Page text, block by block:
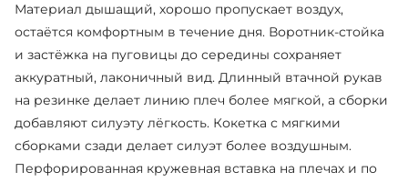
Материал дышащий, хорошо пропускает воздух,
остаётся комфортным в течение дня. Воротник-стойка
и застёжка на пуговицы до середины сохраняет
аккуратный, лаконичный вид. Длинный втачной рукав
на резинке делает линию плеч более мягкой, а сборки
добавляют силуэту лёгкость. Кокетка с мягкими
сборками сзади делает силуэт более воздушным.
Перфорированная кружевная вставка на плечах и по